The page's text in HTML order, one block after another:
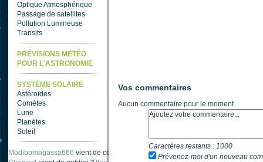
Optique Atmosphérique
Passage de satellites
Pollution Lumineuse
Transits
PRÉVISIONS MÉTÉO
POUR L'ASTRONOMIE
SYSTÈME SOLAIRE
Astéroïdes
Comètes
Lune
Planètes
Soleil
Modibomagassa666 vient de commenter " Ombre portée d'une traînée d'avion
Vos commentaires
Aucun commentaire pour le moment
Caractères restants : 1000
Prévenez-moi d'un nouveau